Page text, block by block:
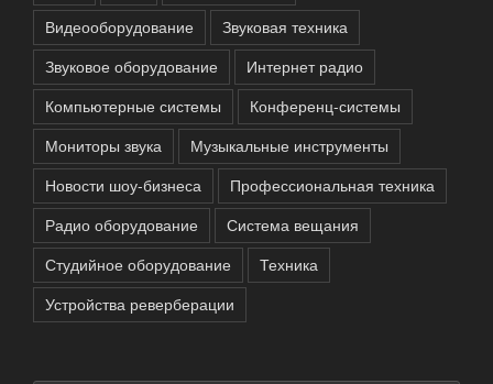
Видеооборудование
Звуковая техника
Звуковое оборудование
Интернет радио
Компьютерные системы
Конференц-системы
Мониторы звука
Музыкальные инструменты
Новости шоу-бизнеса
Профессиональная техника
Радио оборудование
Система вещания
Студийное оборудование
Техника
Устройства реверберации